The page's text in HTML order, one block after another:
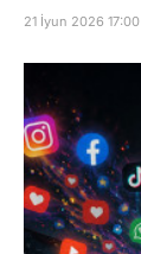
21 İyun 2026 17:00